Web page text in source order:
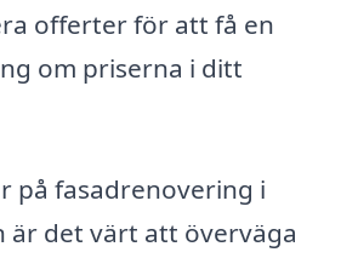
offerter för att få en
om priserna i ditt
på fasadrenovering i
är det värt att överväga